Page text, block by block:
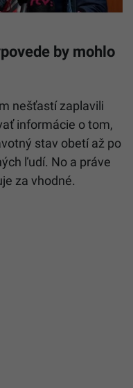
by mohlo
nešťastí zaplavili
informácie o tom,
stav obetí až po
ľudí. No a práve
za vhodné.